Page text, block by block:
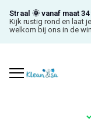
Straal 🌞 vanaf maat 34
Kijk rustig rond en laat
welkom bij ons in de